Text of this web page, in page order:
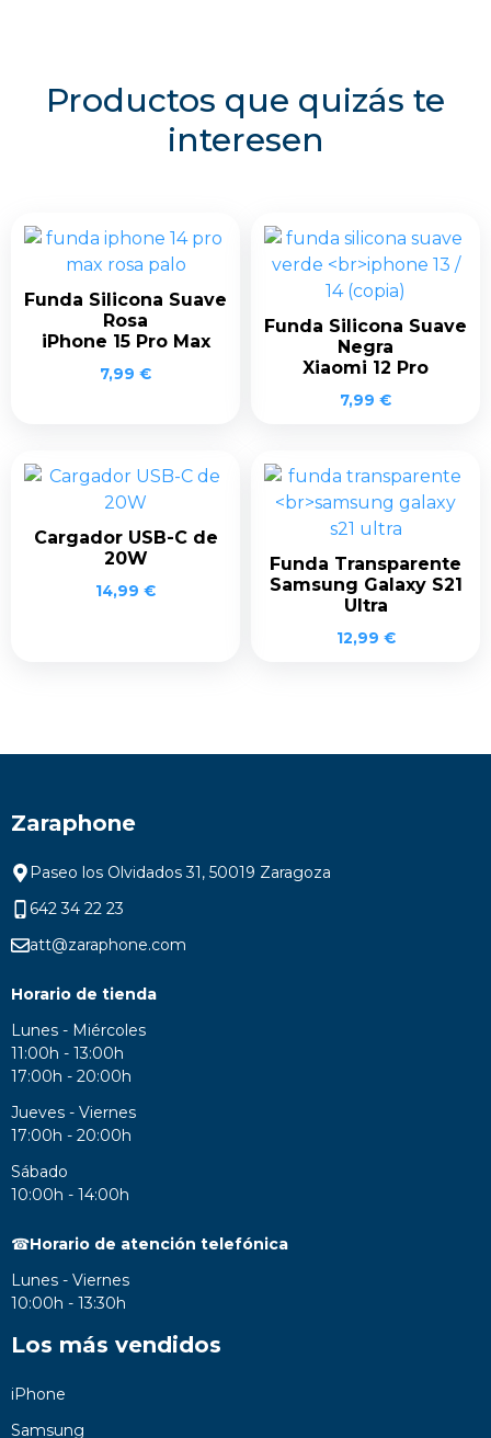
Productos que quizás te
interesen
Funda Silicona Suave
Rosa
iPhone 15 Pro Max
7,99 €
Funda Silicona Suave
Negra
Xiaomi 12 Pro
7,99 €
Cargador USB-C de
20W
14,99 €
Funda Transparente
Samsung Galaxy S21
Ultra
12,99 €
Zaraphone
Paseo los Olvidados 31, 50019 Zaragoza
642 34 22 23
att@zaraphone.com
Horario de tienda
Lunes - Miércoles
11:00h - 13:00h
17:00h - 20:00h
Jueves - Viernes
17:00h - 20:00h
Sábado
10:00h - 14:00h
☎Horario de atención telefónica
Lunes - Viernes
10:00h - 13:30h
Los más vendidos
iPhone
Samsung